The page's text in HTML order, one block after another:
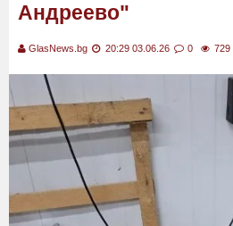
Андреево"
GlasNews.bg 20:29 03.06.26 0 729